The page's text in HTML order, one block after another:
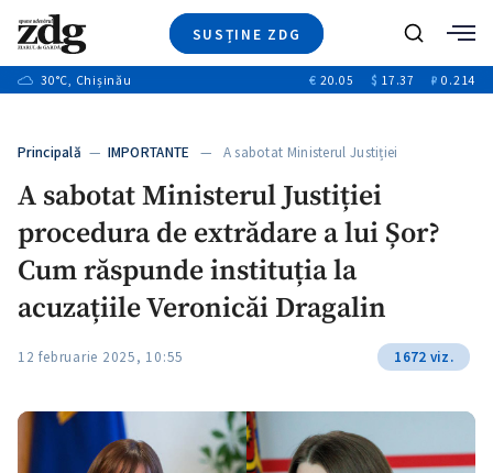
SUSȚINE ZDG
Ştiri
+7
Special
+1
+1
Blog
Caută
30°C, Chișinău € 20.05 $ 17.37 ₽ 0.214
Principală — IMPORTANTE — A sabotat Ministerul Justiției
A sabotat Ministerul Justiției
procedura de extrădare a lui Șor?
Cum răspunde instituția la
acuzațiile Veronicăi Dragalin
12 februarie 2025, 10:55 1672 viz.